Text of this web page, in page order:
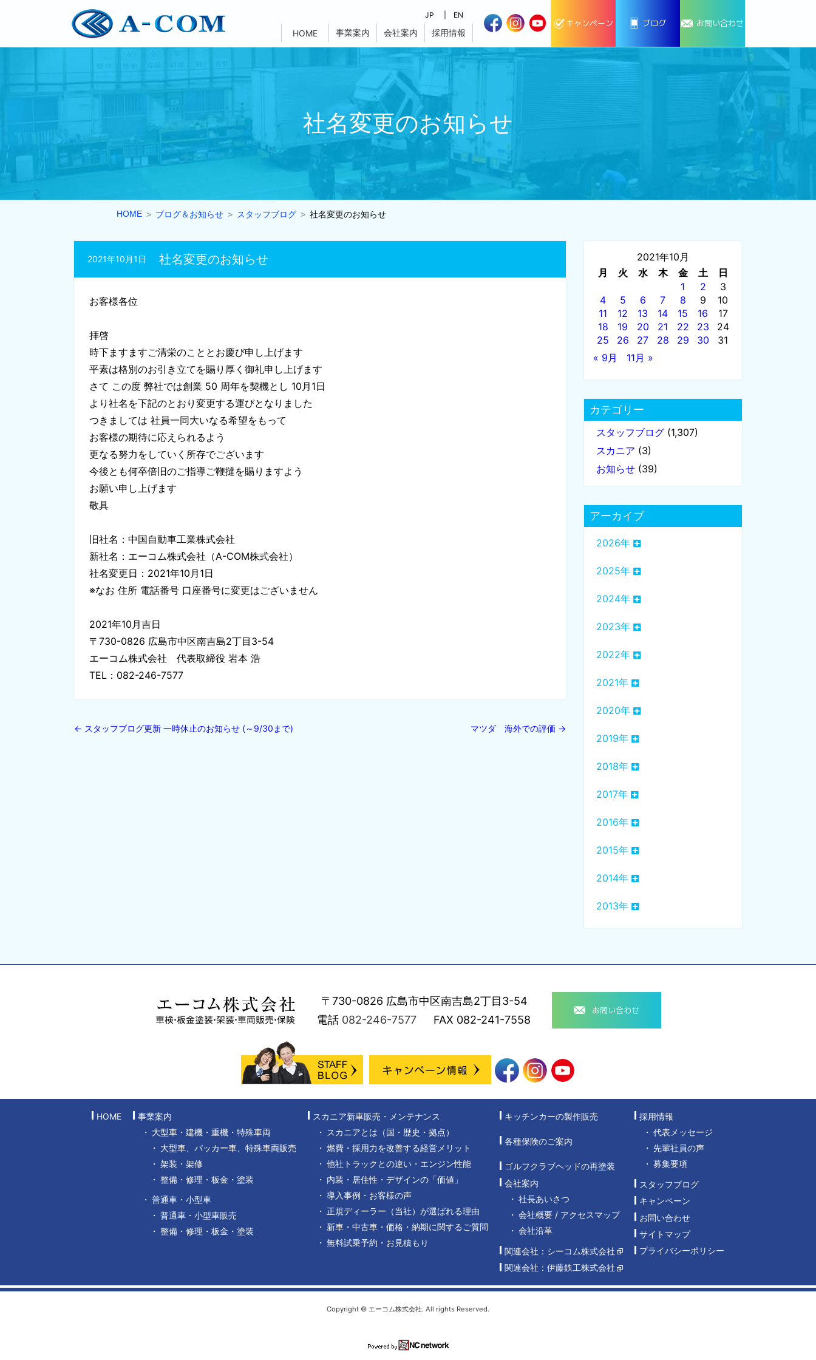
JP EN
HOME 事業案内 会社案内 採用情報
キャンペーン ブログ お問い合わせ
社名変更のお知らせ
HOME ブログ＆お知らせ スタッフブログ 社名変更のお知らせ
社名変更のお知らせ
2021年10月1日
お客様各位
拝啓
時下ますますご清栄のこととお慶び申し上げます
平素は格別のお引き立てを賜り厚く御礼申し上げます
さて この度 弊社では創業 50 周年を契機とし 10月1日
より社名を下記のとおり変更する運びとなりました
つきましては 社員一同大いなる希望をもって
お客様の期待に応えられるよう
更なる努力をしていく所存でございます
今後とも何卒倍旧のご指導ご鞭撻を賜りますよう
お願い申し上げます
敬具
旧社名：中国自動車工業株式会社
新社名：エーコム株式会社（A-COM株式会社）
社名変更日：2021年10月1日
※なお 住所 電話番号 口座番号に変更はございません
2021年10月吉日
〒730-0826 広島市中区南吉島2丁目3-54
エーコム株式会社 代表取締役 岩本 浩
TEL：082-246-7577
← スタッフブログ更新 一時休止のお知らせ (～9/30まで) マツダ 海外での評価 →
2021年10月
月
火 水 木 金 土
日
1
2
3
4
5 6 7 8 9
10
11
12 13 14 15 16
17
18
19 20 21 22 23
24
25
26 27 28 29 30
31
« 9月
11月 »
カテゴリー
スタッフブログ (1,307)
スカニア (3)
お知らせ (39)
アーカイブ
2026年
2025年
2024年
2023年
2022年
2021年
2020年
2019年
2018年
2017年
2016年
2015年
2014年
2013年
〒730-0826 広島市中区南吉島2丁目3-54
電話 082-246-7577 FAX 082-241-7558
お問い合わせ
HOME
事業案内
大型車・建機・重機・特殊車両
大型車、パッカー車、特殊車両販売
架装・架修
整備・修理・板金・塗装
普通車・小型車
普通車・小型車販売
整備・修理・板金・塗装
スカニア新車販売・メンテナンス
スカニアとは（国・歴史・拠点）
燃費・採用力を改善する経営メリット
他社トラックとの違い・エンジン性能
内装・居住性・デザインの「価値」
導入事例・お客様の声
正規ディーラー（当社）が選ばれる理由
新車・中古車・価格・納期に関するご質問
無料試乗予約・お見積もり
キッチンカーの製作販売
各種保険のご案内
ゴルフクラブヘッドの再塗装
会社案内
社長あいさつ
会社概要 / アクセスマップ
会社沿革
関連会社：シーコム株式会社
関連会社：伊藤鉄工株式会社
採用情報
代表メッセージ
先輩社員の声
募集要項
スタッフブログ
キャンペーン
お問い合わせ
サイトマップ
プライバシーポリシー
Copyright © エーコム株式会社. All rights Reserved.